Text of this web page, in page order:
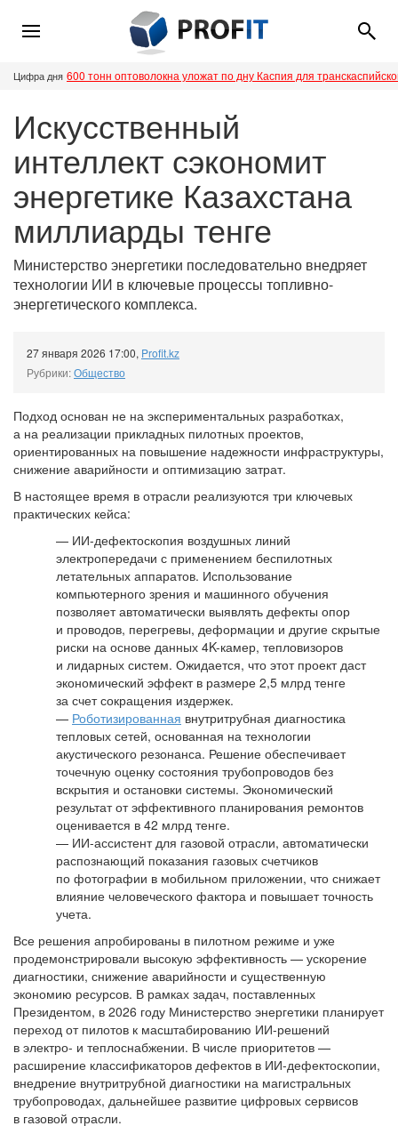
Цифра дня 600 тонн оптоволокна уложат по дну Каспия для
Искусственный
интеллект сэкономит
энергетике Казахстана
миллиарды тенге
Министерство энергетики последовательно внедряет
технологии ИИ в ключевые процессы топливно-
энергетического комплекса.
27 января 2026 17:00, Profit.kz
Рубрики:Общество
Подход основан не на экспериментальных разработках,
а на реализации прикладных пилотных проектов,
ориентированных на повышение надежности инфраструктуры,
снижение аварийности и оптимизацию затрат.
В настоящее время в отрасли реализуются три ключевых
практических кейса:
— ИИ-дефектоскопия воздушных линий
электропередачи с применением беспилотных
летательных аппаратов. Использование
компьютерного зрения и машинного обучения
позволяет автоматически выявлять дефекты опор
и проводов, перегревы, деформации и другие скрытые
риски на основе данных 4K-камер, тепловизоров
и лидарных систем. Ожидается, что этот проект даст
экономический эффект в размере 2,5 млрд тенге
за счет сокращения издержек.
— Роботизированная внутритрубная диагностика
тепловых сетей, основанная на технологии
акустического резонанса. Решение обеспечивает
точечную оценку состояния трубопроводов без
вскрытия и остановки системы. Экономический
результат от эффективного планирования ремонтов
оценивается в 42 млрд тенге.
— ИИ-ассистент для газовой отрасли, автоматически
распознающий показания газовых счетчиков
по фотографии в мобильном приложении, что снижает
влияние человеческого фактора и повышает точность
учета.
Все решения апробированы в пилотном режиме и уже
продемонстрировали высокую эффективность — ускорение
диагностики, снижение аварийности и существенную
экономию ресурсов. В рамках задач, поставленных
Президентом, в 2026 году Министерство энергетики планирует
переход от пилотов к масштабированию ИИ-решений
в электро- и теплоснабжении. В числе приоритетов —
расширение классификаторов дефектов в ИИ-дефектоскопии,
внедрение внутритрубной диагностики на магистральных
трубопроводах, дальнейшее развитие цифровых сервисов
в газовой отрасли.